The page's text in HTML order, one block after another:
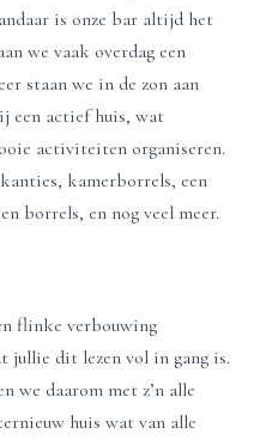
is onze bar altijd het
we vaak overdag een
staan we in de zon aan
een actief huis, wat
activiteiten organiseren.
kamerborrels, een
borrels, en nog veel meer.
flinke verbouwing
jullie dit lezen vol in gang is.
we daarom met z’n alle
huis wat van alle